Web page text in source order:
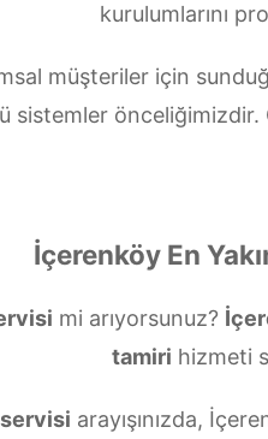
kurulumlarını
müşteriler için
sistemler
İçerenköy En
mi arıyorsunuz?
tamiri hizmeti
servisi arayışınızda,